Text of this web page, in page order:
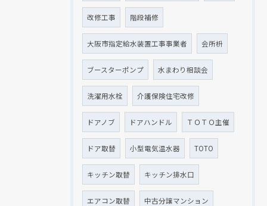
改修工事 階段補修
大阪市指定給水装置工事事業者 会所枡
ブースターポンプ 水まわり相談会
洗濯用水栓 介護保険住宅改修
ドアノブ ドアハンドル ＴＯＴＯ主催
ドア取替 小型電気温水器 TOTO
キッチン取替 キッチン排水口
エアコン取替 中古分譲マンション